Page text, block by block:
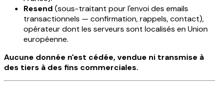
Resend (sous-traitant pour l'envoi des emails
transactionnels — confirmation, rappels, contact),
opérateur dont les serveurs sont localisés en Union
européenne.
Aucune donnée n'est cédée, vendue ni transmise à
des tiers à des fins commerciales.